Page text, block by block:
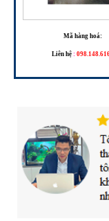
Mã hàng hoá:
Liên hệ :